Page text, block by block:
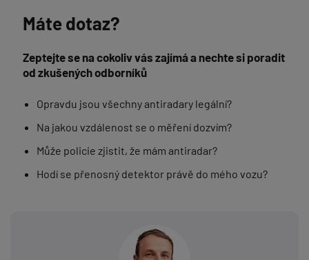
Máte dotaz?
Zeptejte se na cokoliv vás zajímá a nechte si poradit
od zkušených odborníků
Opravdu jsou všechny antiradary legální?
Na jakou vzdálenost se o měření dozvím?
Může policie zjistit, že mám antiradar?
Hodí se přenosný detektor právě do mého vozu?